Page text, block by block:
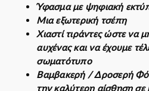
i
g
i
n
a
l
ρ
έ
χ
ο
υ
σ
Ύφασμα με ψηφιακή
Μια εξωτερική τσέπη
Χιαστί τιράντες ώστε να
αυχένας και να έχουμε
σωματότυπο
Βαμβακερή / Δροσερή
την καλύτερη αίσθηση